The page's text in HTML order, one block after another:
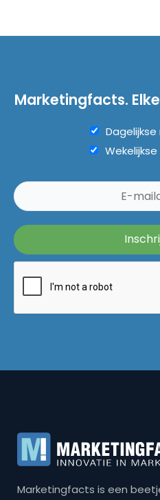
Marketingfacts.
Marketingfacts is een